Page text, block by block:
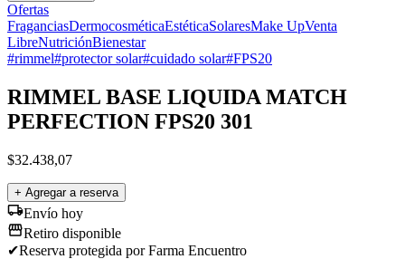
Ofertas
FraganciasDermocosméticaEstéticaSolaresMake UpVenta
LibreNutriciónBienestar
#rimmel#protector solar#cuidado solar#FPS20
RIMMEL BASE LIQUIDA MATCH
PERFECTION FPS20 301
$32.438,07
+ Agregar a reserva
Envío hoy
Retiro disponible
✔Reserva protegida por Farma Encuentro